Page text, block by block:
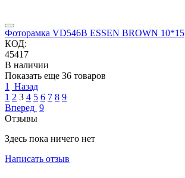
Фоторамка VD546B ESSEN BROWN 10*15
КОД:
45417
В наличии
Показать еще 36 товаров
1
Назад
1 2 3 4 5 6 7 8 9
Вперед 9
Отзывы
Здесь пока ничего нет
Написать отзыв